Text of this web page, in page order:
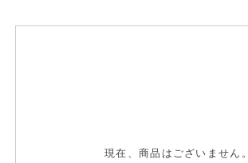
現在、商品はございません。